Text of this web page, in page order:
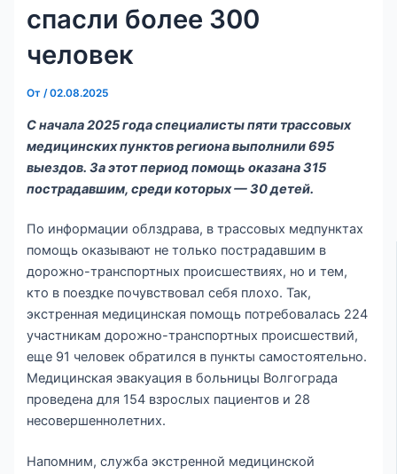
спасли более 300
человек
От/02.08.2025
С начала 2025 года специалисты пяти трассовых
медицинских пунктов региона выполнили 695
выездов. За этот период помощь оказана 315
пострадавшим, среди которых — 30 детей.
По информации облздрава, в трассовых медпунктах
помощь оказывают не только пострадавшим в
дорожно-транспортных происшествиях, но и тем,
кто в поездке почувствовал себя плохо. Так,
экстренная медицинская помощь потребовалась 224
участникам дорожно-транспортных происшествий,
еще 91 человек обратился в пункты самостоятельно.
Медицинская эвакуация в больницы Волгограда
проведена для 154 взрослых пациентов и 28
несовершеннолетних.
Напомним, служба экстренной медицинской